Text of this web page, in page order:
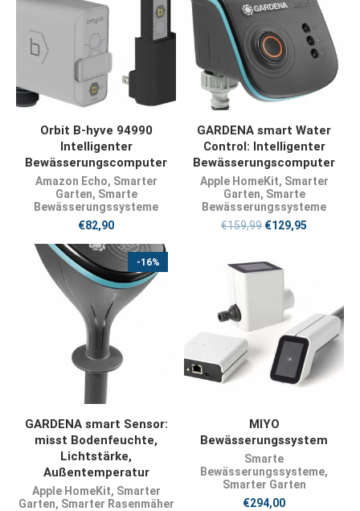
JETZT KAUFEN
Orbit B-hyve 94990
Intelligenter
Bewässerungscomputer
Amazon Echo, Smarter
Garten, Smarte
Bewässerungssysteme
€82,90
JETZT KAUFEN
GARDENA smart Water
Control: Intelligenter
Bewässerungscomputer
Apple HomeKit, Smarter
Garten, Smarte
Bewässerungssysteme
€159,99 €129,95
-16%
JETZT KAUFEN
GARDENA smart Sensor:
misst Bodenfeuchte,
Lichtstärke,
Außentemperatur
Apple HomeKit, Smarter
Garten, Smarter Rasenmäher
JETZT KAUFEN
MIYO
Bewässerungssystem
Smarte
Bewässerungssysteme,
Smarter Garten
€294,00